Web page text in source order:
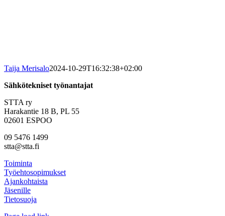
Taija Merisalo2024-10-29T16:32:38+02:00
Sähkötekniset työnantajat
STTA ry
Harakantie 18 B, PL 55
02601 ESPOO
09 5476 1499
stta@stta.fi
Toiminta
Työehtosopimukset
Ajankohtaista
Jäsenille
Tietosuoja